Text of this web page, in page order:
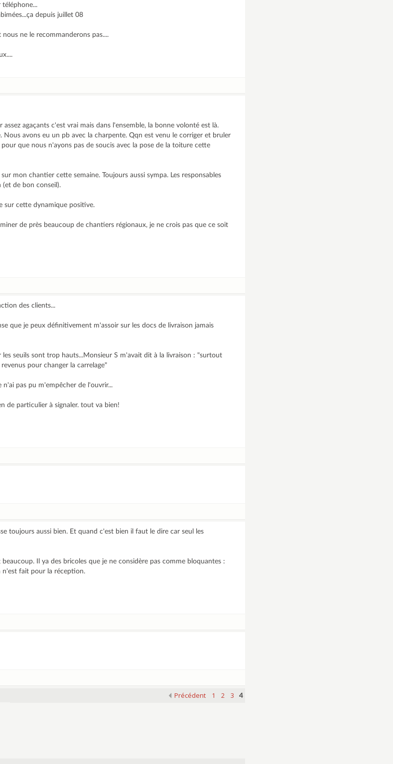
téléphone...
depuis juillet 08
ne le recommanderons pas....
agaçants c'est vrai mais dans l'ensemble, la bonne volonté est là.
Nous avons eu un pb avec la charpente. Qqn est venu le corriger et bruler
que nous n'ayons pas de soucis avec la pose de la toiture cette
mon chantier cette semaine. Toujours aussi sympa. Les responsables
(et de bon conseil).
sur cette dynamique positive.
de près beaucoup de chantiers régionaux, je ne crois pas que ce soit
des clients...
que je peux définitivement m'assoir sur les docs de livraison jamais
seuils sont trop hauts...Monsieur S m'avait dit à la livraison : "surtout
pour changer la carrelage"
n'ai pas pu m'empêcher de l'ouvrir...
de particulier à signaler. tout va bien!
toujours aussi bien. Et quand c'est bien il faut le dire car seul les
Il ya des bricoles que je ne considère pas comme bloquantes :
n'est fait pour la réception.
Précédent 1 2 3 4